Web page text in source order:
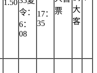
1.50
令：
6：
08
17：
35
票
大
客